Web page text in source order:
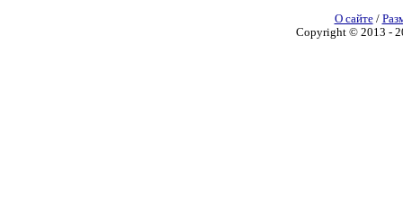
О сайте/
Copyright © 2013 -